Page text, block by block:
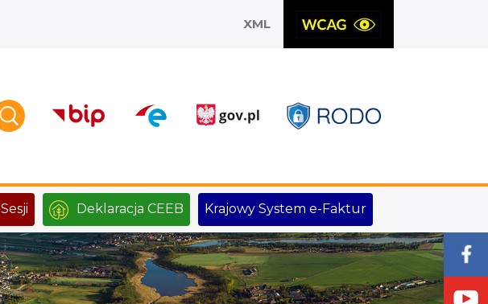
XML
Deklaracja CEEB Krajowy System e-Faktur